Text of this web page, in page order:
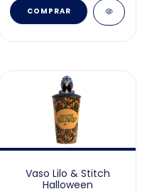
Vaso Lilo & Stitch
Halloween